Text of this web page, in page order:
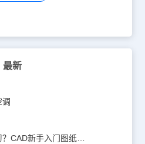
最新
CAD机械入门图纸学习？CAD新手入门图纸练习